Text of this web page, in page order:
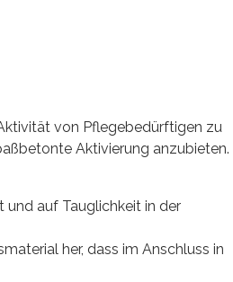
von Pflegebedürftigen zu
Aktivierung anzubieten.
und auf Tauglichkeit in der
her, dass im Anschluss in